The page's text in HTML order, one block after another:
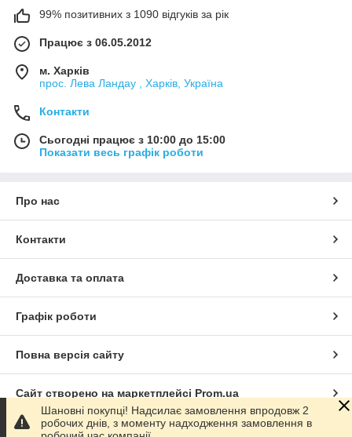
99% позитивних з 1090 відгуків за рік
Працює з 06.05.2012
м. Харків
прос. Лева Ландау , Харків, Україна
Контакти
Сьогодні працює з 10:00 до 15:00
Показати весь графік роботи
Про нас
Контакти
Доставка та оплата
Графік роботи
Повна версія сайту
Сайт створено на маркетплейсі Prom.ua
Політика конфіденційності
Шановні покупці! Надсилає замовлення впродовж 2
робочих днів, з моменту надходження замовлення в